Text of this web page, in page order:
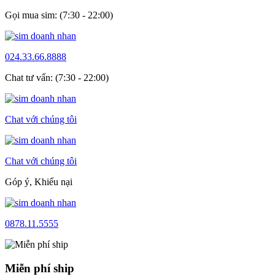
Gọi mua sim: (7:30 - 22:00)
024.33.66.8888
Chat tư vấn: (7:30 - 22:00)
Chat với chúng tôi
Chat với chúng tôi
Góp ý, Khiếu nại
0878.11.5555
Miễn phí ship